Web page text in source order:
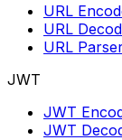
URL
URL
URL
JWT
JWT
JWT